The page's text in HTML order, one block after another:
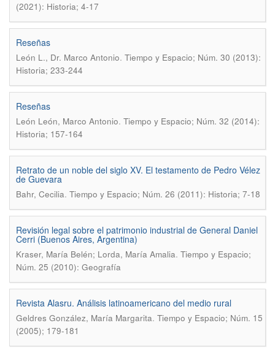
(2021): Historia; 4-17
Reseñas
León L., Dr. Marco Antonio. Tiempo y Espacio; Núm. 30 (2013):
Historia; 233-244
Reseñas
León León, Marco Antonio. Tiempo y Espacio; Núm. 32 (2014):
Historia; 157-164
Retrato de un noble del siglo XV. El testamento de Pedro Vélez
de Guevara
Bahr, Cecilia. Tiempo y Espacio; Núm. 26 (2011): Historia; 7-18
Revisión legal sobre el patrimonio industrial de General Daniel
Cerri (Buenos Aires, Argentina)
Kraser, María Belén; Lorda, María Amalia. Tiempo y Espacio;
Núm. 25 (2010): Geografía
Revista Alasru. Análisis latinoamericano del medio rural
Geldres González, María Margarita. Tiempo y Espacio; Núm. 15
(2005); 179-181